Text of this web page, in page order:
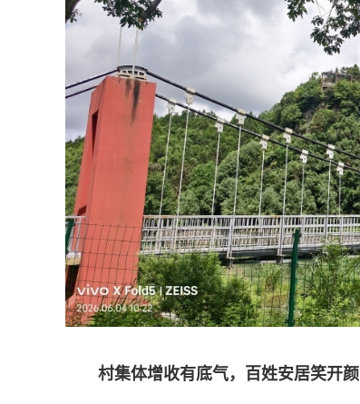
村集体增收有底气，百姓安居笑开颜